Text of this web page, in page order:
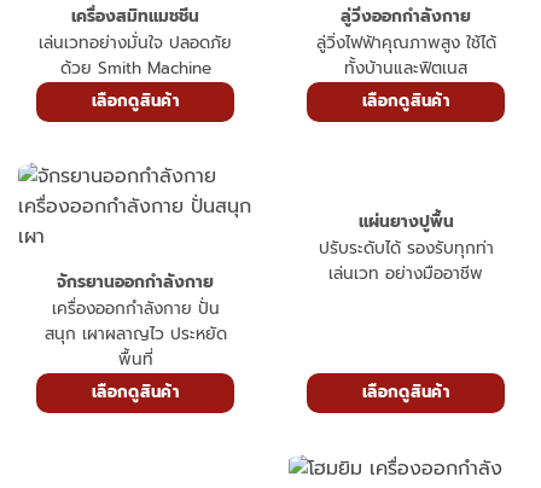
เครื่องสมิทแมชชีน
เล่นเวทอย่างมั่นใจ ปลอดภัย
ด้วย Smith Machine
เลือกดูสินค้า
ลู่วิ่งออกกำลังกาย
ลู่วิ่งไฟฟ้าคุณภาพสูง ใช้ได้
ทั้งบ้านและฟิตเนส
เลือกดูสินค้า
จักรยานออกกำลังกาย
เครื่องออกกำลังกาย ปั่น
สนุก เผาผลาญไว ประหยัด
พื้นที่
เลือกดูสินค้า
แผ่นยางปูพื้น
ปรับระดับได้ รองรับทุกท่า
เล่นเวท อย่างมืออาชีพ
เลือกดูสินค้า